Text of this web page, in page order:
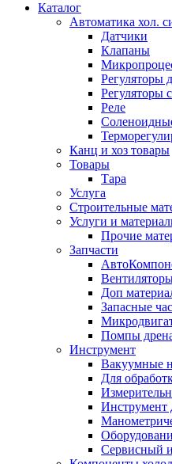
Каталог
Автоматика хол.
Датчики
Клапаны
Регуляторы
Регуляторы
Реле
Канц и хоз товары
Товары
Тара
Услуга
Строительные
Услуги и
Прочие
Запчасти
Доп
Запасные
Помпы
Инструмент
Вакуумные
Для
Инструмент
Сервисный